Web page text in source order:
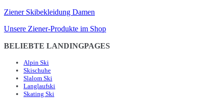
Ziener Skibekleidung Damen
Unsere Ziener-Produkte im Shop
BELIEBTE LANDINGPAGES
Alpin Ski
Skischuhe
Slalom Ski
Langlaufski
Skating Ski